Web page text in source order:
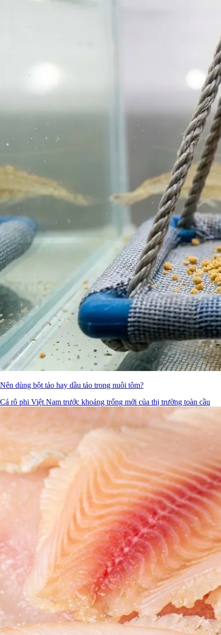
Nên dùng bột tảo hay dầu tảo trong nuôi tôm?
Cá rô phi Việt Nam trước khoảng trống mới của thị trường toàn cầu